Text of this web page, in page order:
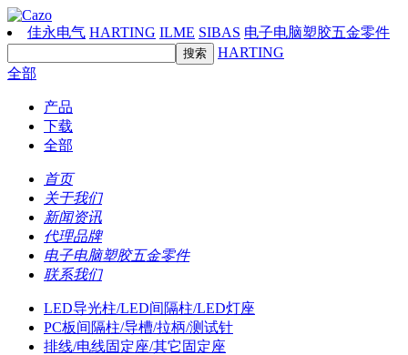
佳永电气 HARTING ILME SIBAS 电子电脑塑胶五金零件
HARTING
全部
产品
下载
全部
首页
关于我们
新闻资讯
代理品牌
电子电脑塑胶五金零件
联系我们
LED导光柱/LED间隔柱/LED灯座
PC板间隔柱/导槽/拉柄/测试针
排线/电线固定座/其它固定座